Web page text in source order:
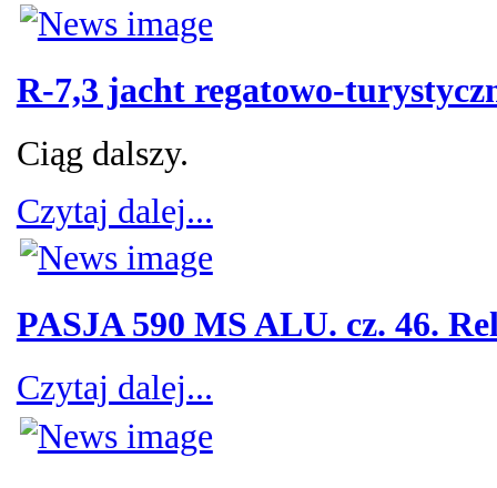
R-7,3 jacht regatowo-
Ciąg dalszy.
Czytaj dalej...
PASJA 590 MS ALU. cz. 46.
Czytaj dalej...